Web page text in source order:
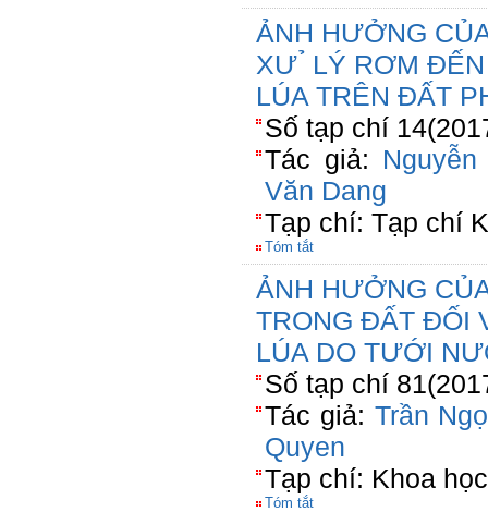
ẢNH HƯỞNG
XƯ ̉ LÝ RƠM
LÚA TRÊN ĐẤT
Số tạp chí
Tác giả:
Văn Dang
Tạp chí: Tạp chí
Tóm tắt
ẢNH HƯỞNG
TRONG ĐẤT ĐỐI
LÚA DO TƯỚI
Số tạp chí
Tác giả: Trần
Quyen
Tạp chí: Khoa
Tóm tắt